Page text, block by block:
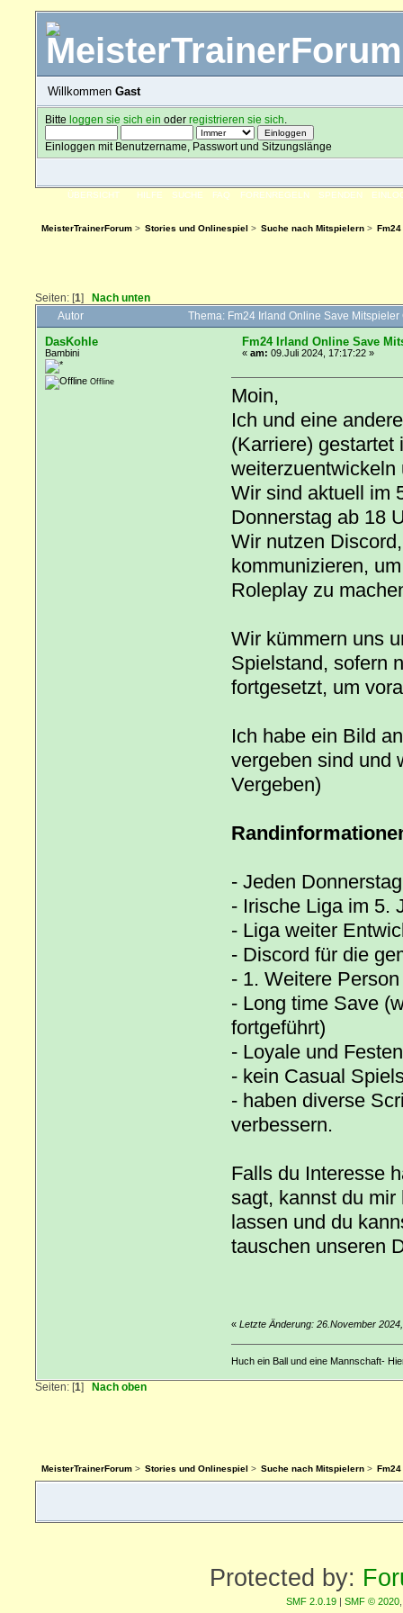
Willkommen Gast
Bitteloggen sie sich ein oderregistrieren sie sich
Einloggen mit Benutzername, Passwort und Sitzungslänge
ÜBERSICHT HILFE SUCHE FAQ FORENREGELN SPENDEN
MeisterTrainerForum> Stories und Onlinespiel > Suche nach Mitspielern>
Seiten: [1] Nach unten
Autor Thema: Fm24 Irland Online Save
DasKohle
Bambini
Offline
Fm24 Irland Online Save
«am: 09.Juli 2024, 17:17:22 »
Moin,
Ich und eine
(Karriere) gestartet
weiterzuentwickeln
Wir sind aktuell im
Donnerstag ab 18
Wir nutzen
kommunizieren,
Roleplay zu
Wir kümmern uns
Spielstand, sofern
fortgesetzt, um
Ich habe ein Bild
vergeben sind und
Vergeben)
- Jeden
- Irische Liga im 5.
- Liga weiter
- Discord für die
- 1. Weitere
- Long time Save
fortgeführt)
- Loyale und
- kein Casual
- haben diverse
verbessern.
Falls du Interesse
sagt, kannst du
lassen und du
tauschen unseren
« Letzte Änderung: 26.November
Huch ein Ball und eine Mannschaft-
Seiten: [1] Nach oben
MeisterTrainerForum> Stories und Onlinespiel > Suche nach Mitspielern>
Protected by:
SMF 2.0.19 | SMF © 2020